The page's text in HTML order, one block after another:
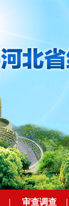
| 审查调查